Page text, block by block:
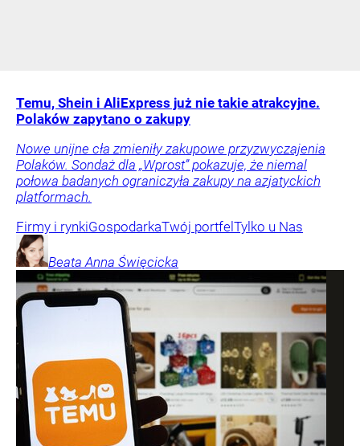
Temu, Shein i AliExpress już nie takie atrakcyjne.
Polaków zapytano o zakupy
Nowe unijne cła zmieniły zakupowe przyzwyczajenia
Polaków. Sondaż dla „Wprost” pokazuje, że niemal
połowa badanych ograniczyła zakupy na azjatyckich
platformach.
Firmy i rynkiGospodarkaTwój portfelTylko u Nas
Beata Anna Święcicka